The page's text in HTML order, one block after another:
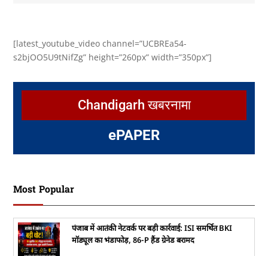
[latest_youtube_video channel=”UCBREa54-
s2bjOO5U9tNifZg” height=”260px” width=”350px”]
Chandigarh खबरनामा
ePAPER
Most Popular
पंजाब में आतंकी नेटवर्क पर बड़ी कार्रवाई: ISI समर्थित BKI
मॉड्यूल का भंडाफोड़, 86-P हैंड ग्रेनेड बरामद